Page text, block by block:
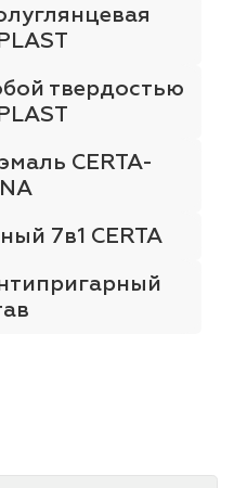
твердостью
CERTA-
7в1 CERTA